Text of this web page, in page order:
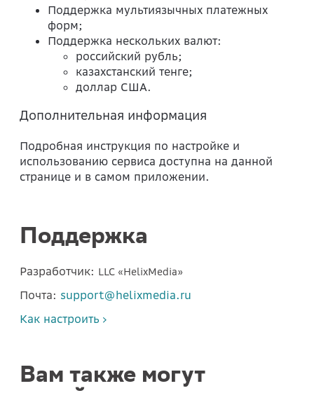
Поддержка мультиязычных платежных
форм;
Поддержка нескольких валют:
российский рубль;
казахстанский тенге;
доллар США.
Дополнительная информация
Подробная инструкция по настройке и
использованию сервиса доступна на данной
странице и в самом приложении.
Поддержка
Разработчик: LLC «HelixMedia»
Почта: support@helixmedia.ru
Как настроить
Вам также могут